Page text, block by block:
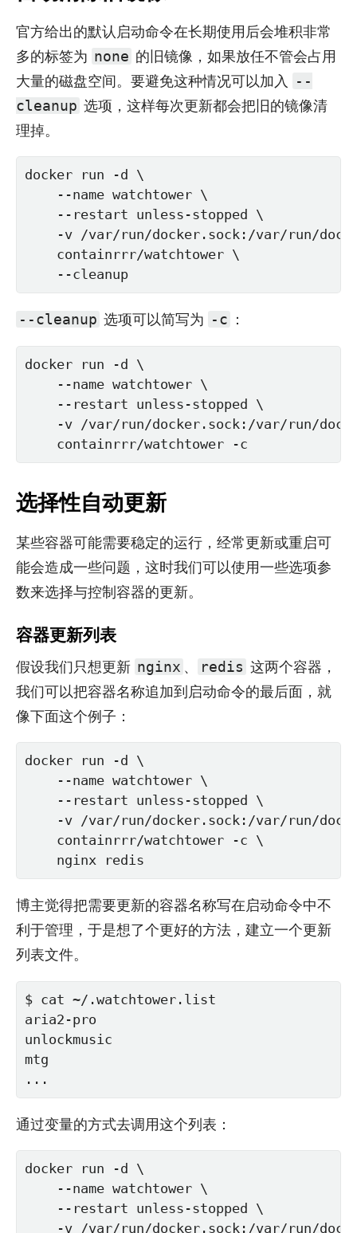
官方给出的默认启动命令在长期使用后会堆积非常
多的标签为 none 的旧镜像，如果放任不管会占用
大量的磁盘空间。要避免这种情况可以加入
--
cleanup 选项，这样每次更新都会把旧的镜像清
理掉。
docker run -d \
    --name watchtower \
    --restart unless-stopped \
-v /var/run/docker.sock:/var/run/
    containrrr/watchtower \
    --cleanup
--cleanup 选项可以简写为 -c ：
docker run -d \
    --name watchtower \
    --restart unless-stopped \
-v /var/run/docker.sock:/var/run/
    containrrr/watchtower -c
选择性自动更新
某些容器可能需要稳定的运行，经常更新或重启可
能会造成一些问题，这时我们可以使用一些选项参
数来选择与控制容器的更新。
容器更新列表
假设我们只想更新 nginx 、 redis 这两个容器，
我们可以把容器名称追加到启动命令的最后面，就
像下面这个例子：
docker run -d \
    --name watchtower \
    --restart unless-stopped \
-v /var/run/docker.sock:/var/run/
    containrrr/watchtower -c \
    nginx redis
博主觉得把需要更新的容器名称写在启动命令中不
利于管理，于是想了个更好的方法，建立一个更新
列表文件。
$ cat ~/.watchtower.list
aria2-pro
unlockmusic
mtg
...
通过变量的方式去调用这个列表：
docker run -d \
    --name watchtower \
    --restart unless-stopped \
-v /var/run/docker.sock:/var/run/